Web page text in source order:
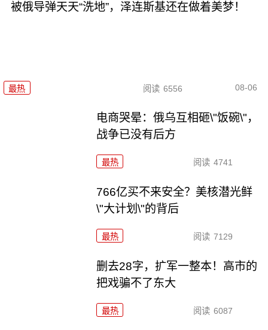
被俄导弹天天“洗地”，泽连斯基还在做着美梦！
最热 阅读 6556 08-06
电商哭晕：俄乌互相砸\"饭碗\"，
战争已没有后方
最热 阅读 4741
766亿买不来安全？美核潜光鲜
\"大计划\"的背后
最热 阅读 7129
删去28字，扩军一整本！高市的
把戏骗不了东大
最热 阅读 6087